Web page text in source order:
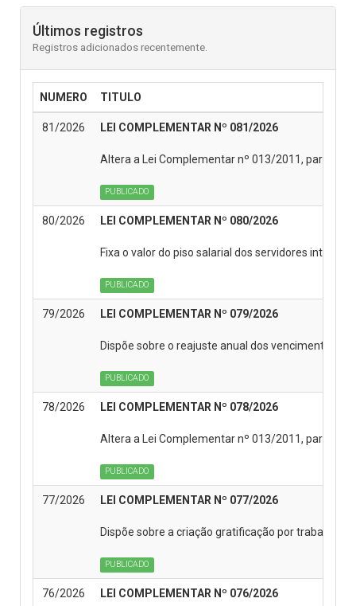
Últimos registros
Registros adicionados recentemente.
NUMERO TITULO
81/2026 LEI COMPLEMENTAR Nº 081/2026
Altera a Lei Complementar nº 013/2011, para
PUBLICADO
80/2026 LEI COMPLEMENTAR Nº 080/2026
Fixa o valor do piso salarial dos servidores
PUBLICADO
79/2026 LEI COMPLEMENTAR Nº 079/2026
Dispõe sobre o reajuste anual dos vencimentos
PUBLICADO
78/2026 LEI COMPLEMENTAR Nº 078/2026
Altera a Lei Complementar nº 013/2011, para
PUBLICADO
77/2026 LEI COMPLEMENTAR Nº 077/2026
Dispõe sobre a criação gratificação por trabalho
PUBLICADO
76/2026 LEI COMPLEMENTAR Nº 076/2026